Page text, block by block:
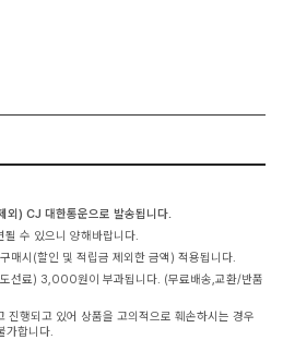
) CJ 대한통운으로 발송됩니다.
수 있으니 양해바랍니다.
매시(할인 및 적립금 제외한 금액) 적용됩니다.
선료) 3,000원이 부과됩니다. (무료배송,교환/반품
진행되고 있어 상품을 고의적으로 훼손하시는 경우
가합니다.